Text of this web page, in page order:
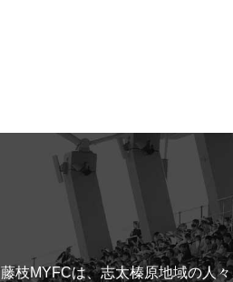
藤枝MYFCは、志太榛原地域の人